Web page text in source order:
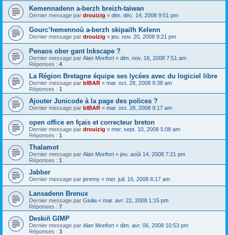
Kemennadenn a-berzh breizh-taiwan
Dernier message par drouizig « dim. déc. 14, 2008 9:51 pm
Gourc’hemennoù a-berzh skipailh Kelenn
Dernier message par drouizig « jeu. nov. 20, 2008 9:21 pm
Penaos ober gant Inkscape ?
Dernier message par Alan Monfort « dim. nov. 16, 2008 7:51 am
Réponses : 4
La Région Bretagne équipe ses lycées avec du logiciel libre
Dernier message par bIBAR « mar. oct. 28, 2008 9:38 am
Réponses : 1
Ajouter Junicode à la page des polices ?
Dernier message par bIBAR « mar. oct. 28, 2008 9:17 am
open office en fçais et correcteur breton
Dernier message par drouizig « mer. sept. 10, 2008 5:08 am
Réponses : 1
Thalamot
Dernier message par Alan Monfort « jeu. août 14, 2008 7:21 pm
Réponses : 1
Jabber
Dernier message par jeremy « mer. juil. 16, 2008 6:17 am
Lansadenn Brenux
Dernier message par Giulia « mar. avr. 22, 2008 1:15 pm
Réponses : 7
Deskiñ GIMP
Dernier message par Alan Monfort « dim. avr. 06, 2008 10:53 pm
Réponses : 3